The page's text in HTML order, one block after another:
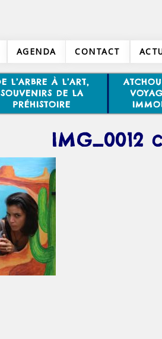
AGENDA CONTACT
L’ARBRE À L’ART,
SOUVENIRS DE LA
PRÉHISTOIRE
IMG_0012